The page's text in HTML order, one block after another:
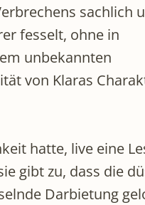
sachlich
fesselt, ohne in
unbekannten
von Klaras
hatte, live eine
gibt zu, dass die
Darbietung